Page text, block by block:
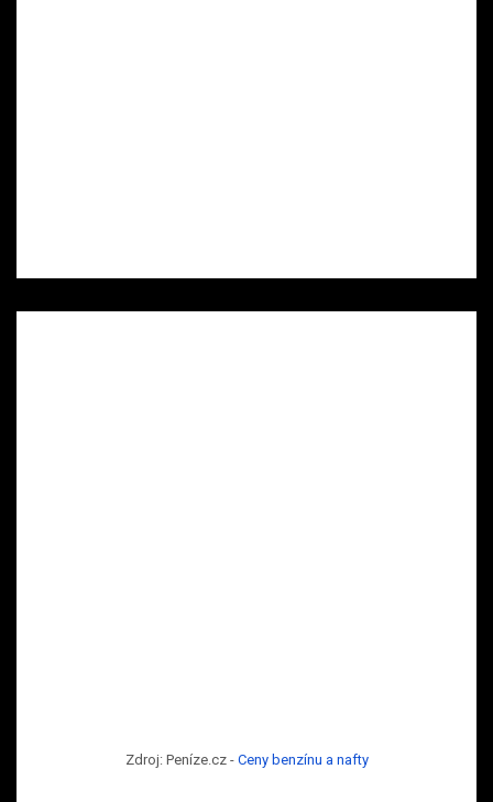
Zdroj: Peníze.cz - Ceny benzínu a nafty